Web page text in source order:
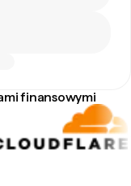
finansowymi